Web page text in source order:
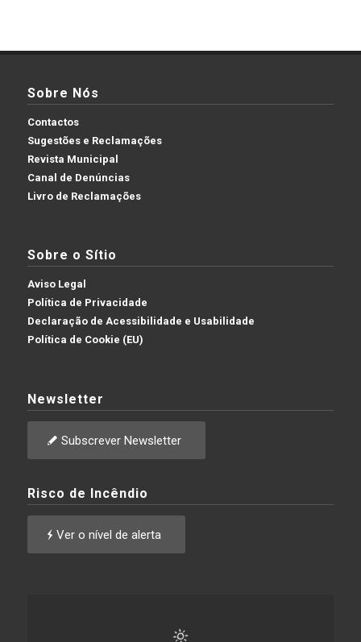
Sobre Nós
Contactos
Sugestões e Reclamações
Revista Municipal
Canal de Denúncias
Livro de Reclamações
Sobre o Sítio
Aviso Legal
Política de Privacidade
Declaração de Acessibilidade e Usabilidade
Política de Cookie (EU)
Newsletter
Subscrever Newsletter
Risco de Incêndio
Ver o nível de alerta